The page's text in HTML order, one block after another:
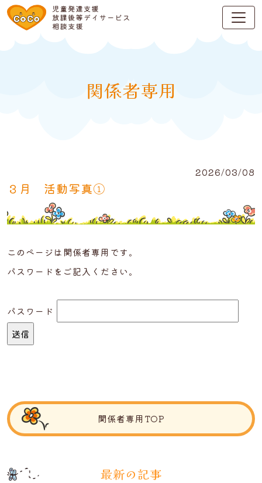
関係者専用
2026/03/08
３月 活動写真①
このページは関係者専用です。
パスワードをご記入ください。
パスワード
関係者専用TOP
最新の記事